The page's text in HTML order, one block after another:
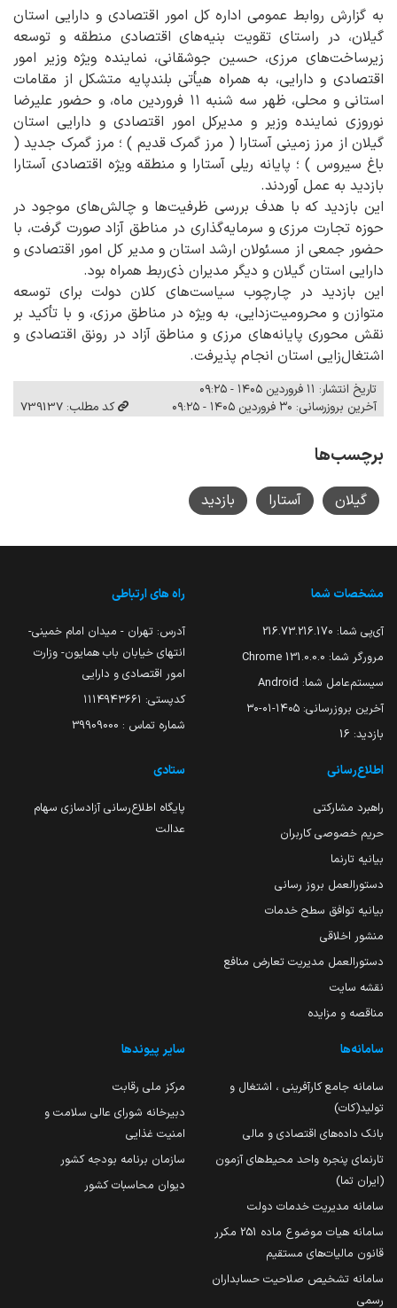
به گزارش روابط عمومی اداره کل امور اقتصادی و دارایی استان
گیلان، در راستای تقویت بنیه‌های اقتصادی منطقه و توسعه
زیرساخت‌های مرزی، حسین جوشقانی، نماینده ویژه وزیر امور
اقتصادی و دارایی، به همراه هیأتی بلندپایه متشکل از مقامات
استانی و محلی، ظهر سه شنبه ۱۱ فروردین ماه، و حضور علیرضا
نوروزی نماینده وزیر و مدیرکل امور اقتصادی و دارایی استان
گیلان از مرز زمینی آستارا ( مرز گمرک قدیم ) ؛ مرز گمرک جدید (
باغ سیروس ) ؛ پایانه ریلی آستارا و منطقه ویژه اقتصادی آستارا
بازدید به عمل آوردند.
این بازدید که با هدف بررسی ظرفیت‌ها و چالش‌های موجود در
حوزه تجارت مرزی و سرمایه‌گذاری در مناطق آزاد صورت گرفت، با
حضور جمعی از مسئولان ارشد استان و مدیر کل امور اقتصادی و
دارایی استان گیلان و دیگر مدیران ذی‌ربط همراه بود.
این بازدید در چارچوب سیاست‌های کلان دولت برای توسعه
متوازن و محرومیت‌زدایی، به ویژه در مناطق مرزی، و با تأکید بر
نقش محوری پایانه‌های مرزی و مناطق آزاد در رونق اقتصادی و
اشتغال‌زایی استان انجام پذیرفت.
تاریخ انتشار: ۱۱ فروردین ۱۴۰۵ - ۰۹:۲۵
آخرین بروزرسانی: ۳۰ فروردین ۱۴۰۵ - ۰۹:۲۵
کد مطلب: 739137
برچسب‌ها
گیلان آستارا بازدید
مشخصات شما
آی‌پی شما: 216.73.216.170
مرورگر شما: 131.0.0.0 Chrome
سیستم‌عامل شما: Android
آخرین بروزرسانی: ۱۴۰۵-۰۱-۳۰
بازدید: 16
راه های ارتباطی
آدرس: تهران - میدان امام خمینی-
انتهای خیابان باب همایون- وزارت
امور اقتصادی و دارایی
کدپستی: ۱۱۱۴۹۴۳۶۶۱
شماره تماس : 39909000
اطلاع‌رسانی
راهبرد مشارکتی
حریم خصوصی کاربران
بیانیه تارنما
دستورالعمل بروز رسانی
بیانیه توافق سطح خدمات
منشور اخلاقی
دستورالعمل مدیریت تعارض منافع
نقشه سایت
مناقصه و مزایده
ستادی
پایگاه اطلاع‌رسانی آزادسازی سهام
عدالت
سامانه‌ها
سامانه جامع کارآفرینی ، اشتغال و
تولید(کات)
بانک داده‌های اقتصادی و مالی
تارنمای پنجره واحد محیط‌های آزمون
(ایران تما)
سامانه مدیریت خدمات دولت
سامانه هیات موضوع ماده 251 مکرر
قانون مالیات‌های مستقیم
سامانه تشخیص صلاحیت حسابداران
رسمی
سایر پیوندها
مرکز ملی رقابت
دبیرخانه شورای عالی سلامت و
امنیت غذایی
سازمان برنامه بودجه کشور
دیوان محاسبات کشور